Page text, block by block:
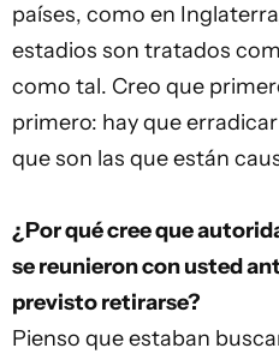
países, como en
estadios son tratados
como tal. Creo que
primero: hay que
que son las que están
¿Por qué cree que
se reunieron con usted
previsto retirarse?
Pienso que estaban